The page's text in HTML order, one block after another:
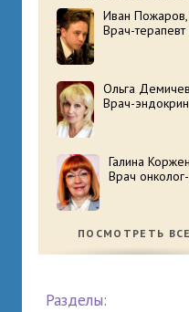
Иван Пожаров,
Врач-терапевт
Ольга
Врач-
Галина
Врач
ПОСМОТРЕТЬ
Разделы: